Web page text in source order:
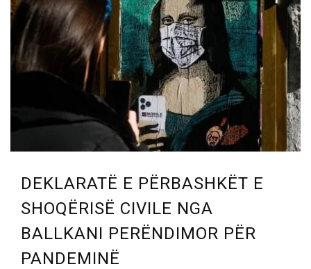
DEKLARATË E PËRBASHKËT E
SHOQËRISË CIVILE NGA
BALLKANI PERËNDIMOR PËR
PANDEMINË